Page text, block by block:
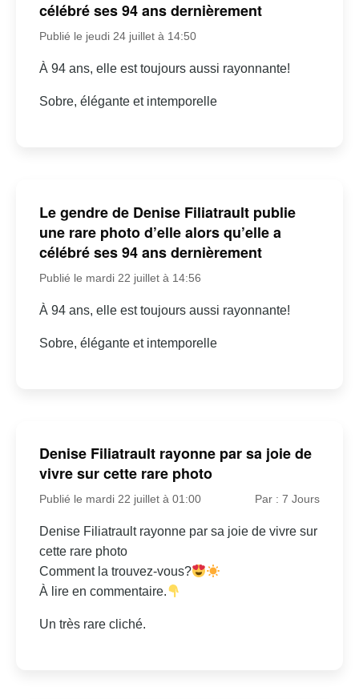
célébré ses 94 ans dernièrement
Publié le jeudi 24 juillet à 14:50
À 94 ans, elle est toujours aussi rayonnante!
Sobre, élégante et intemporelle
Le gendre de Denise Filiatrault publie
une rare photo d’elle alors qu’elle a
célébré ses 94 ans dernièrement
Publié le mardi 22 juillet à 14:56
À 94 ans, elle est toujours aussi rayonnante!
Sobre, élégante et intemporelle
Denise Filiatrault rayonne par sa joie de
vivre sur cette rare photo
Publié le mardi 22 juillet à 01:00 Par : 7 Jours
Denise Filiatrault rayonne par sa joie de vivre sur
cette rare photo
Comment la trouvez-vous?
À lire en commentaire.
Un très rare cliché.